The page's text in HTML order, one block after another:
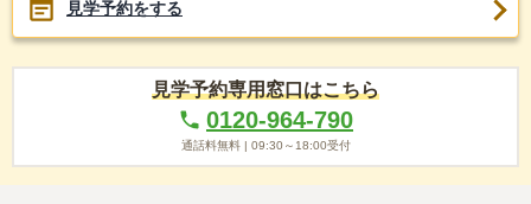
見学予約をする
見学予約専用窓口はこちら
0120-964-790
通話料無料 | 09:30～18:00受付